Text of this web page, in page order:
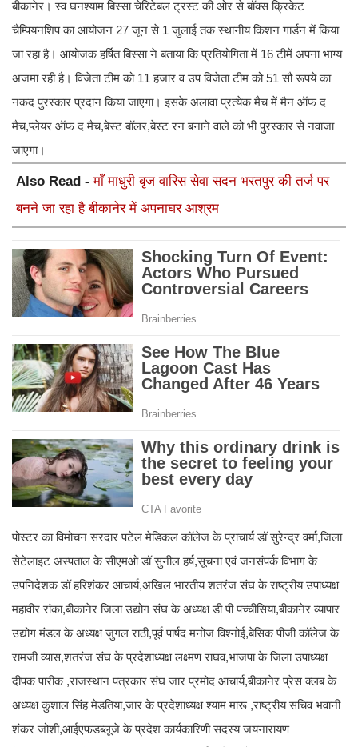
बीकानेर। स्व घनश्याम बिस्सा चेरिटेबल ट्रस्ट की ओर से बॉक्स क्रिकेट
चैम्पियनशिप का आयोजन 27 जून से 1 जुलाई तक स्थानीय किशन गार्डन में किया
जा रहा है। आयोजक हर्षित बिस्सा ने बताया कि प्रतियोगिता में 16 टीमें अपना भाग्य
अजमा रही है। विजेता टीम को 11 हजार व उप विजेता टीम को 51 सौ रूपये का
नकद पुरस्कार प्रदान किया जाएगा। इसके अलावा प्रत्येक मैच में मैन ऑफ द
मैच,प्लेयर ऑफ द मैच,बेस्ट बॉलर,बेस्ट रन बनाने वाले को भी पुरस्कार से नवाजा
जाएगा।
Also Read -माँ माधुरी बृज वारिस सेवा सदन भरतपुर की तर्ज पर
बनने जा रहा है बीकानेर में अपनाघर आश्रम
पोस्टर का विमोचन सरदार पटेल मेडिकल कॉलेज के प्राचार्य डॉ सुरेन्द्र वर्मा,जिला
सेटेलाइट अस्पताल के सीएमओ डॉ सुनील हर्ष,सूचना एवं जनसंपर्क विभाग के
उपनिदेशक डॉ हरिशंकर आचार्य,अखिल भारतीय शतरंज संघ के राष्ट्रीय उपाध्यक्ष
महावीर रांका,बीकानेर जिला उद्योग संघ के अध्यक्ष डी पी पच्चीसिया,बीकानेर व्यापार
उद्योग मंडल के अध्यक्ष जुगल राठी,पूर्व पार्षद मनोज विश्नोई,बेसिक पीजी कॉलेज के
रामजी व्यास,शतरंज संघ के प्रदेशाध्यक्ष लक्ष्मण राघव,भाजपा के जिला उपाध्यक्ष
दीपक पारीक ,राजस्थान पत्रकार संघ जार प्रमोद आचार्य,बीकानेर प्रेस क्लब के
अध्यक्ष कुशाल सिंह मेडतिया,जार के प्रदेशाध्यक्ष श्याम मारू ,राष्ट्रीय सचिव भवानी
शंकर जोशी,आईएफडब्लूजे के प्रदेश कार्यकारिणी सदस्य जयनारायण